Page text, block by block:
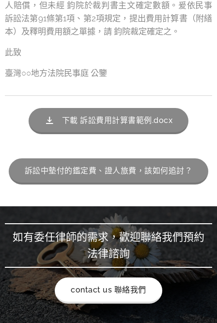
人賠償，但未經 鈞院於裁判書主文確定數額。爰依民事
訴訟法第91條第1項、第2項規定，提出費用計算書（附繕
本）及釋明費用額之單據，請 鈞院裁定確定之。
此致
臺灣○○地方法院民事庭 公鑒
下載 訴訟費用計算書範例.docx
訴訟中墊付的鑑定費、證人旅費，該如何追討？
如有委任律師的需求，歡迎聯絡我們預約
法律諮詢
contact us 聯絡我們